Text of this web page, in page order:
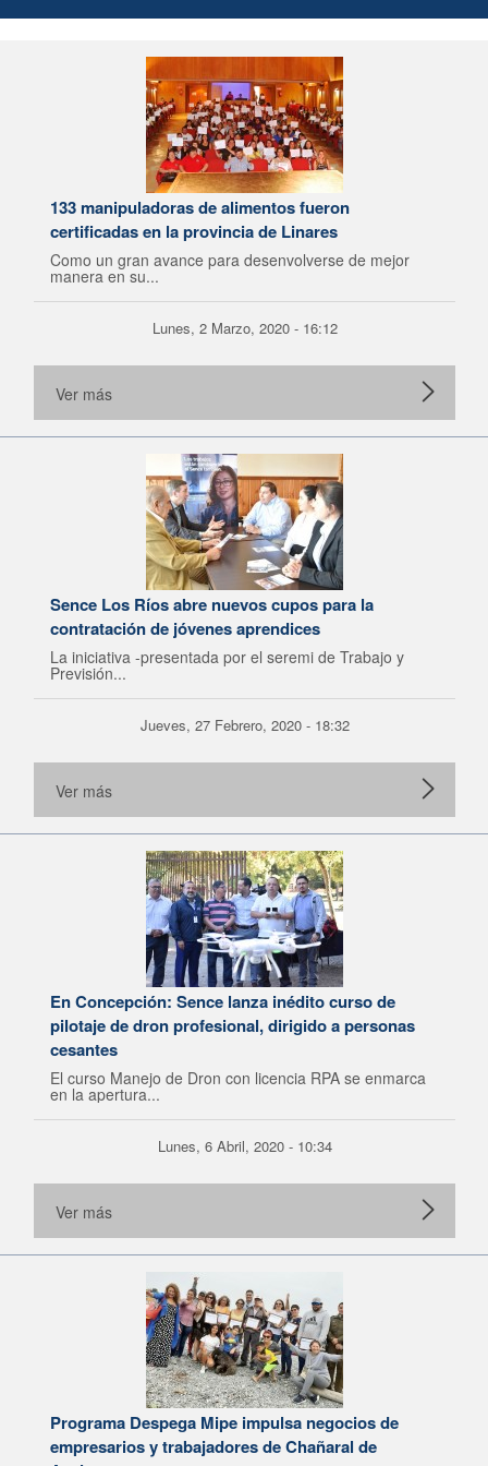
133 manipuladoras de alimentos fueron
certificadas en la provincia de Linares
Como un gran avance para desenvolverse de mejor
manera en su...
Lunes, 2 Marzo, 2020 - 16:12
Ver más
Sence Los Ríos abre nuevos cupos para la
contratación de jóvenes aprendices
La iniciativa -presentada por el seremi de Trabajo y
Previsión...
Jueves, 27 Febrero, 2020 - 18:32
Ver más
En Concepción: Sence lanza inédito curso de
pilotaje de dron profesional, dirigido a personas
cesantes
El curso Manejo de Dron con licencia RPA se enmarca
en la apertura...
Lunes, 6 Abril, 2020 - 10:34
Ver más
Programa Despega Mipe impulsa negocios de
empresarios y trabajadores de Chañaral de